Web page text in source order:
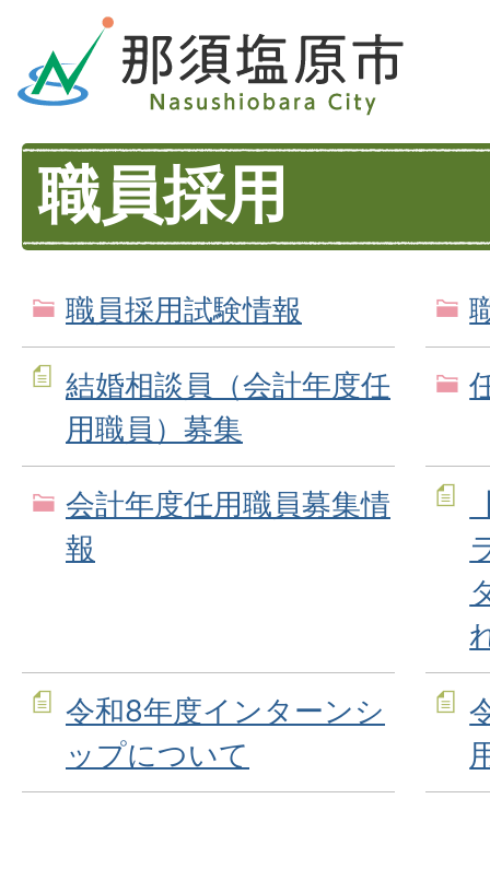
職員採用
職員採用試験情報
結婚相談員（会計年度任
用職員）募集
会計年度任用職員募集情
報
令和8年度インターンシ
ップについて